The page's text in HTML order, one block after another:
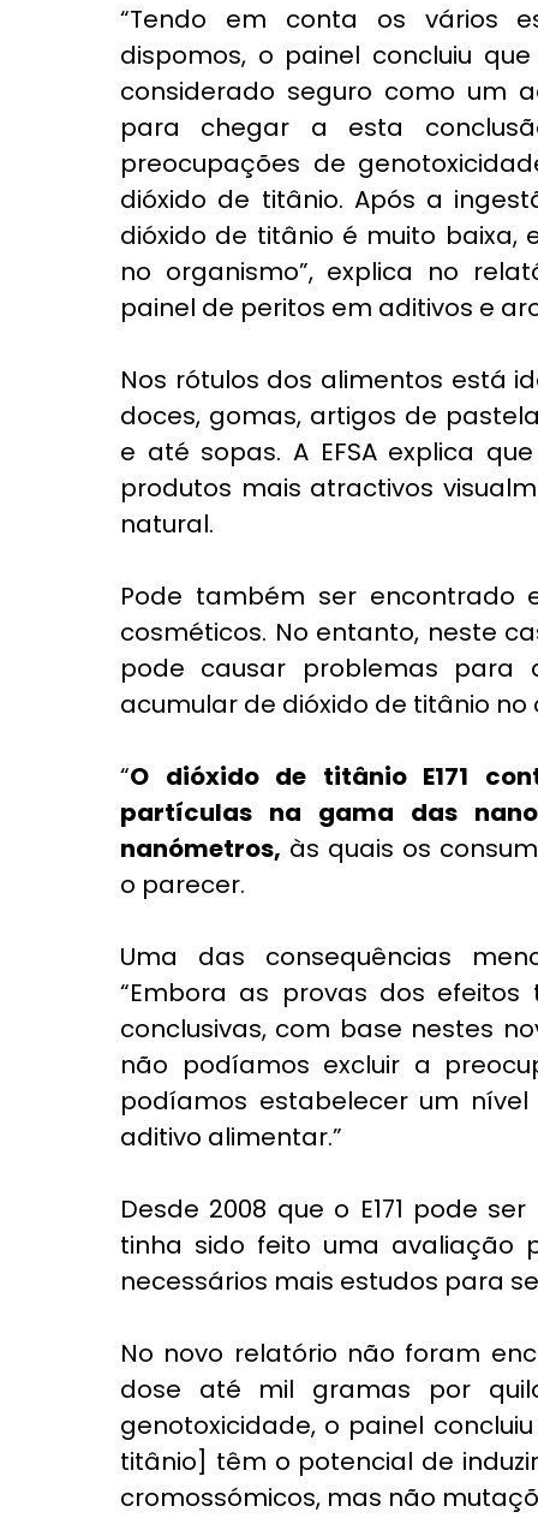
“Tendo em conta os vários
dispomos, o painel concluiu
considerado seguro como um
para chegar a esta
preocupações de
dióxido de titânio. Após a
dióxido de titânio é muito
no organismo”, explica no
painel de peritos em aditivos e
Nos rótulos dos alimentos está
doces, gomas, artigos de
e até sopas. A EFSA explica
produtos mais atractivos
natural.
Pode também ser encontrado
cosméticos. No entanto, neste
pode causar problemas
acumular de dióxido de titânio no
“O dióxido de titânio E171
partículas na gama das
nanómetros, às quais os
o parecer.
Uma das consequências
“Embora as provas dos
conclusivas, com base nestes
não podíamos excluir a
podíamos estabelecer um
aditivo alimentar.”
Desde 2008 que o E171 pode
tinha sido feito uma avaliação
necessários mais estudos para
No novo relatório não foram
dose até mil gramas por
genotoxicidade, o painel
titânio] têm o potencial de
cromossómicos, mas não